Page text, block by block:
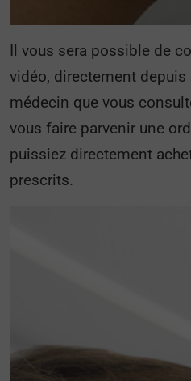
Il vous sera possible de
vidéo, directement
médecin que vous
vous faire parvenir une
puissiez directement
prescrits.